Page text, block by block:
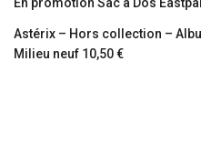
Astérix – Hors collection –
Milieu neuf 10,50 €